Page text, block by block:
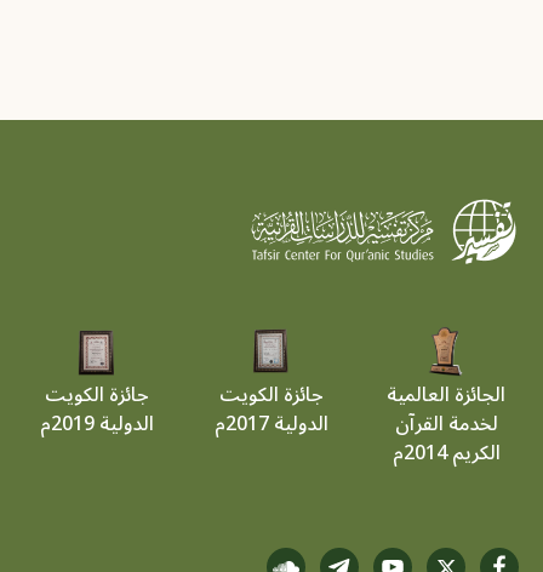
الجائزة العالمية
لخدمة القرآن
الكريم 2014م
جائزة الكويت
الدولية 2017م
جائزة الكويت
الدولية 2019م